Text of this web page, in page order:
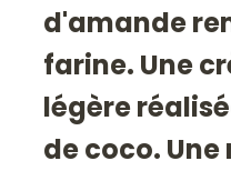
d'amande
farine. Une
légère
de coco. Une